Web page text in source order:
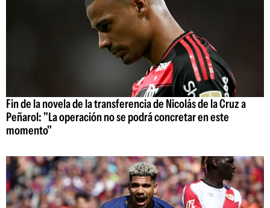
Fin de la novela de la transferencia de Nicolás de la Cruz a
Peñarol: "La operación no se podrá concretar en este
momento"